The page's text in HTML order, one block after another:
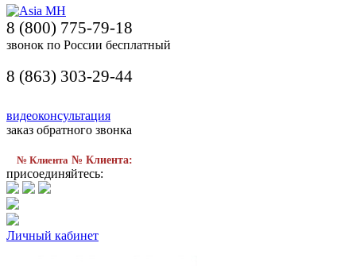
8 (800) 775-79-18
звонок по России бесплатный
8 (863) 303-29-44
видеоконсультация
заказ обратного звонка
№ Клиента № Клиента:
присоединяйтесь:
Личный кабинет